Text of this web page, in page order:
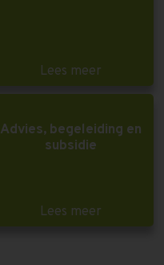
Lees meer
Advies, begeleiding en
subsidie
Lees meer